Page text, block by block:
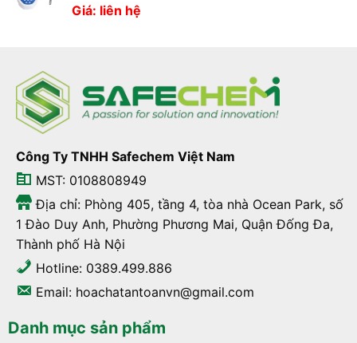
Giá: liên hệ
Công Ty TNHH Safechem Việt Nam
MST: 0108808949
Địa chỉ: Phòng 405, tầng 4, tòa nhà Ocean Park, số
1 Đào Duy Anh, Phường Phương Mai, Quận Đống Đa,
Thành phố Hà Nội
Hotline: 0389.499.886
Email: hoachatantoanvn@gmail.com
Danh mục sản phẩm